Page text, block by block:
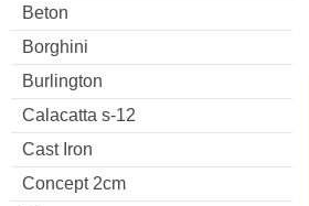
Beton
Borghini
Burlington
Calacatta s-12
Cast Iron
Concept 2cm